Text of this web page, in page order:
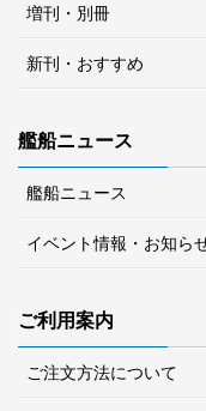
増刊・別冊
新刊・おすすめ
艦船ニュース
艦船ニュース
イベント情報・お知ら
ご利用案内
ご注文方法について